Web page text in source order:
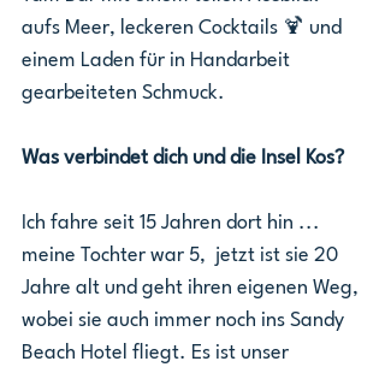
aufs Meer, leckeren Cocktails 🍹 und
einem Laden für in Handarbeit
gearbeiteten Schmuck.
Was verbindet dich und die Insel Kos?
Ich fahre seit 15 Jahren dort hin ...
meine Tochter war 5,  jetzt ist sie 20
Jahre alt und geht ihren eigenen Weg,
wobei sie auch immer noch ins Sandy
Beach Hotel fliegt. Es ist unser